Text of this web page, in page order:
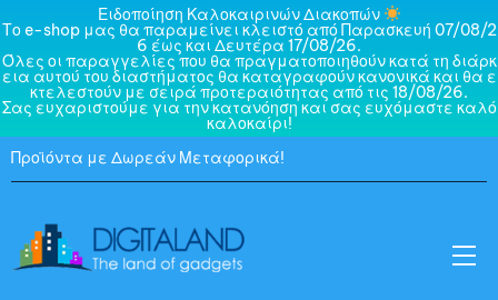
Ειδοποίηση Καλοκαιρινών Διακοπών
Το e-shop μας θα παραμείνει κλειστό από Παρασκευή 07/08/2
6 έως και Δευτέρα 17/08/26.
Όλες οι παραγγελίες που θα πραγματοποιηθούν κατά τη διάρκ
εια αυτού του διαστήματος θα καταγραφούν κανονικά και θα ε
κτελεστούν με σειρά προτεραιότητας από τις 18/08/26.
Σας ευχαριστούμε για την κατανόηση και σας ευχόμαστε καλό
καλοκαίρι!
Προϊόντα με Δωρεάν Μεταφορικά!